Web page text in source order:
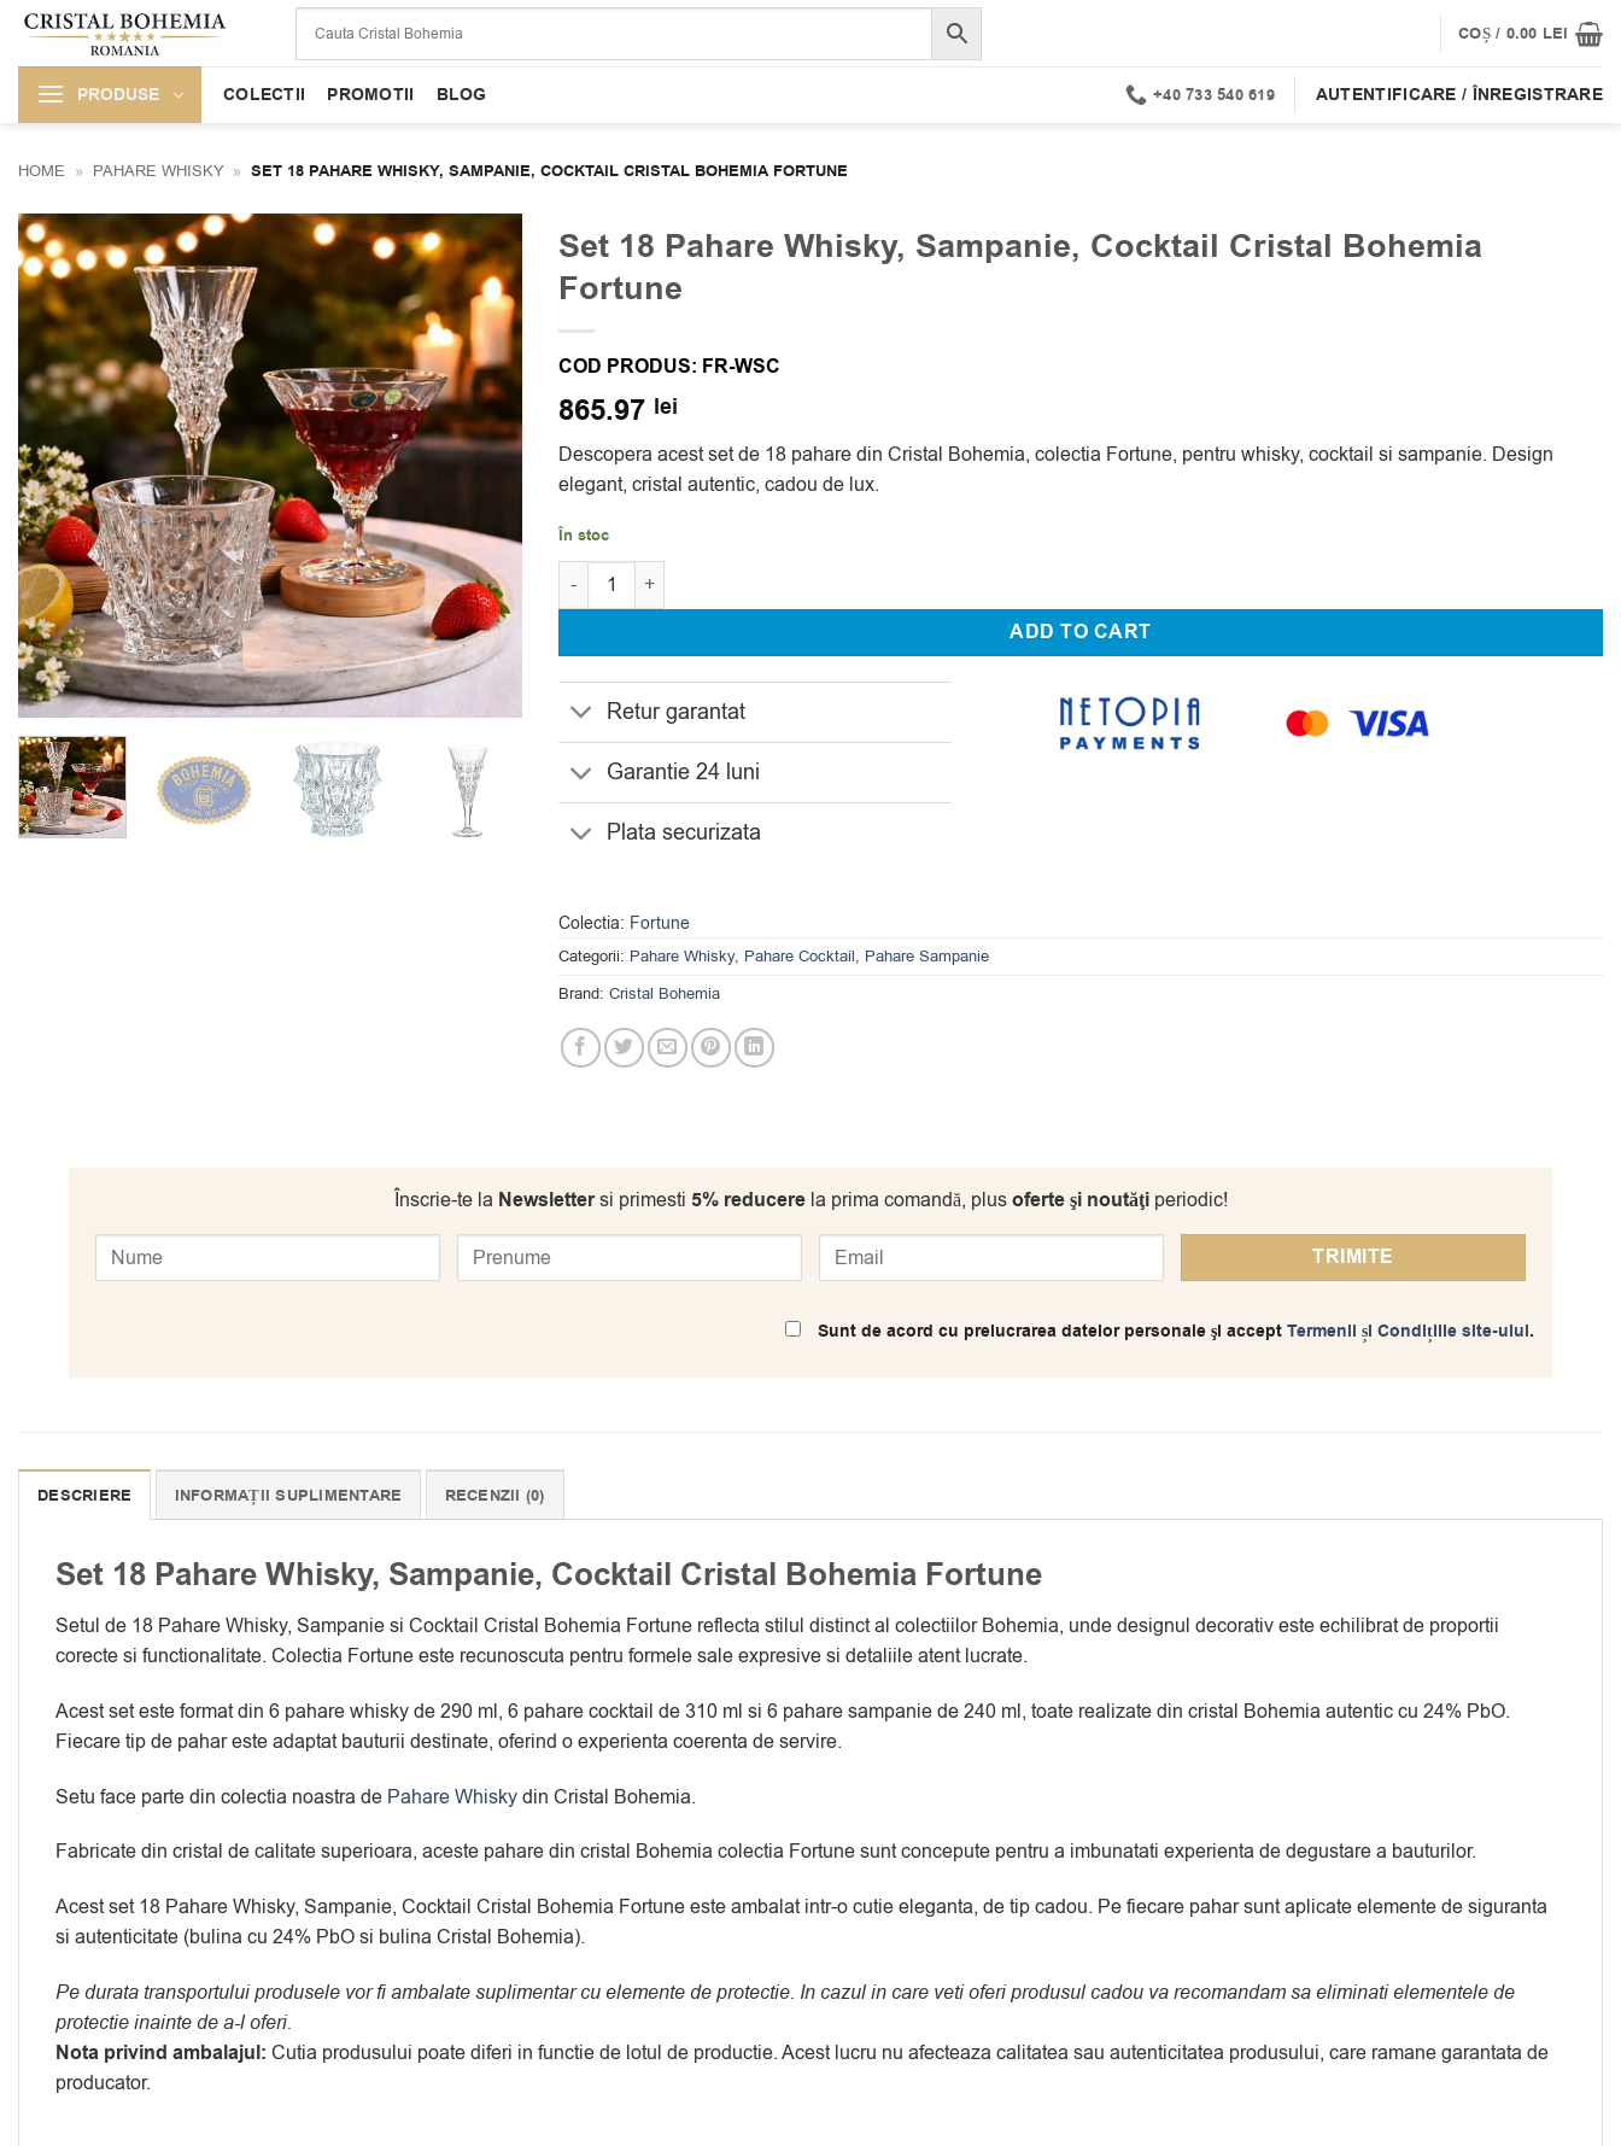
Skip
content
COȘ / 0.00 LEI
PRODUSE COLECTII PROMOTII BLOG +40 733 540 619 AUTENTIFICARE / ÎNREGISTRARE
HOME » PAHARE WHISKY » SET 18 PAHARE WHISKY, SAMPANIE, COCKTAIL CRISTAL BOHEMIA FORTUNE
Set 18 Pahare Whisky, Sampanie, Cocktail Cristal Bohemia
Fortune
COD PRODUS: FR-WSC
865.97 lei
Descopera acest set de 18 pahare din Cristal Bohemia, colectia Fortune, pentru whisky, cocktail si sampanie. Design
elegant, cristal autentic, cadou de lux.
În stoc
Cantitate Set 18 Pahare Whisky, Sampanie, Cocktail Cristal Bohemia Fortune
ADD TO CART
Retur garantat
Garantie 24 luni
Plata securizata
Colectia: Fortune
Categorii: Pahare Whisky, Pahare Cocktail, Pahare Sampanie
Brand: Cristal Bohemia
Înscrie-te la Newslettersi primesti 5% reducerela prima comandă, plusoferte şi noutăţiperiodic!
Sunt de acord cu prelucrarea datelor personale şi acceptTermenii și Condițiile site-ului.
DESCRIERE INFORMAȚII SUPLIMENTARE RECENZII (0)
Set 18 Pahare Whisky, Sampanie, Cocktail Cristal Bohemia Fortune
Setul de 18 Pahare Whisky, Sampanie si Cocktail Cristal Bohemia Fortune reflecta stilul distinct al colectiilor Bohemia, unde designul decorativ este echilibrat de proportii
corecte si functionalitate. Colectia Fortune este recunoscuta pentru formele sale expresive si detaliile atent lucrate.
Acest set este format din 6 pahare whisky de 290 ml, 6 pahare cocktail de 310 ml si 6 pahare sampanie de 240 ml, toate realizate din cristal Bohemia autentic cu 24% PbO.
Fiecare tip de pahar este adaptat bauturii destinate, oferind o experienta coerenta de servire.
Setu face parte din colectia noastra de Pahare Whiskydin Cristal Bohemia.
Fabricate din cristal de calitate superioara, aceste pahare din cristal Bohemia colectia Fortune sunt concepute pentru a imbunatati experienta de degustare a bauturilor.
Acest set 18 Pahare Whisky, Sampanie, Cocktail Cristal Bohemia Fortune este ambalat intr-o cutie eleganta, de tip cadou. Pe fiecare pahar sunt aplicate elemente de siguranta
si autenticitate (bulina cu 24% PbO si bulina Cristal Bohemia).
Pe durata transportului produsele vor fi ambalate suplimentar cu elemente de protectie. In cazul in care veti oferi produsul cadou va recomandam sa eliminati elementele de
protectie inainte de a-l oferi.
Nota privind ambalajul: Cutia produsului poate diferi in functie de lotul de productie. Acest lucru nu afecteaza calitatea sau autenticitatea produsului, care ramane garantata de
producator.